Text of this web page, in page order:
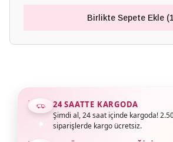
Birlikte Sepete Ekle
24 SAATTE KARGODA
Şimdi al, 24 saat içinde kargoda!
siparişlerde kargo ücretsiz.